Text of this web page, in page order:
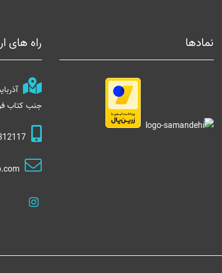
نمادها راه های
جنب کتاب